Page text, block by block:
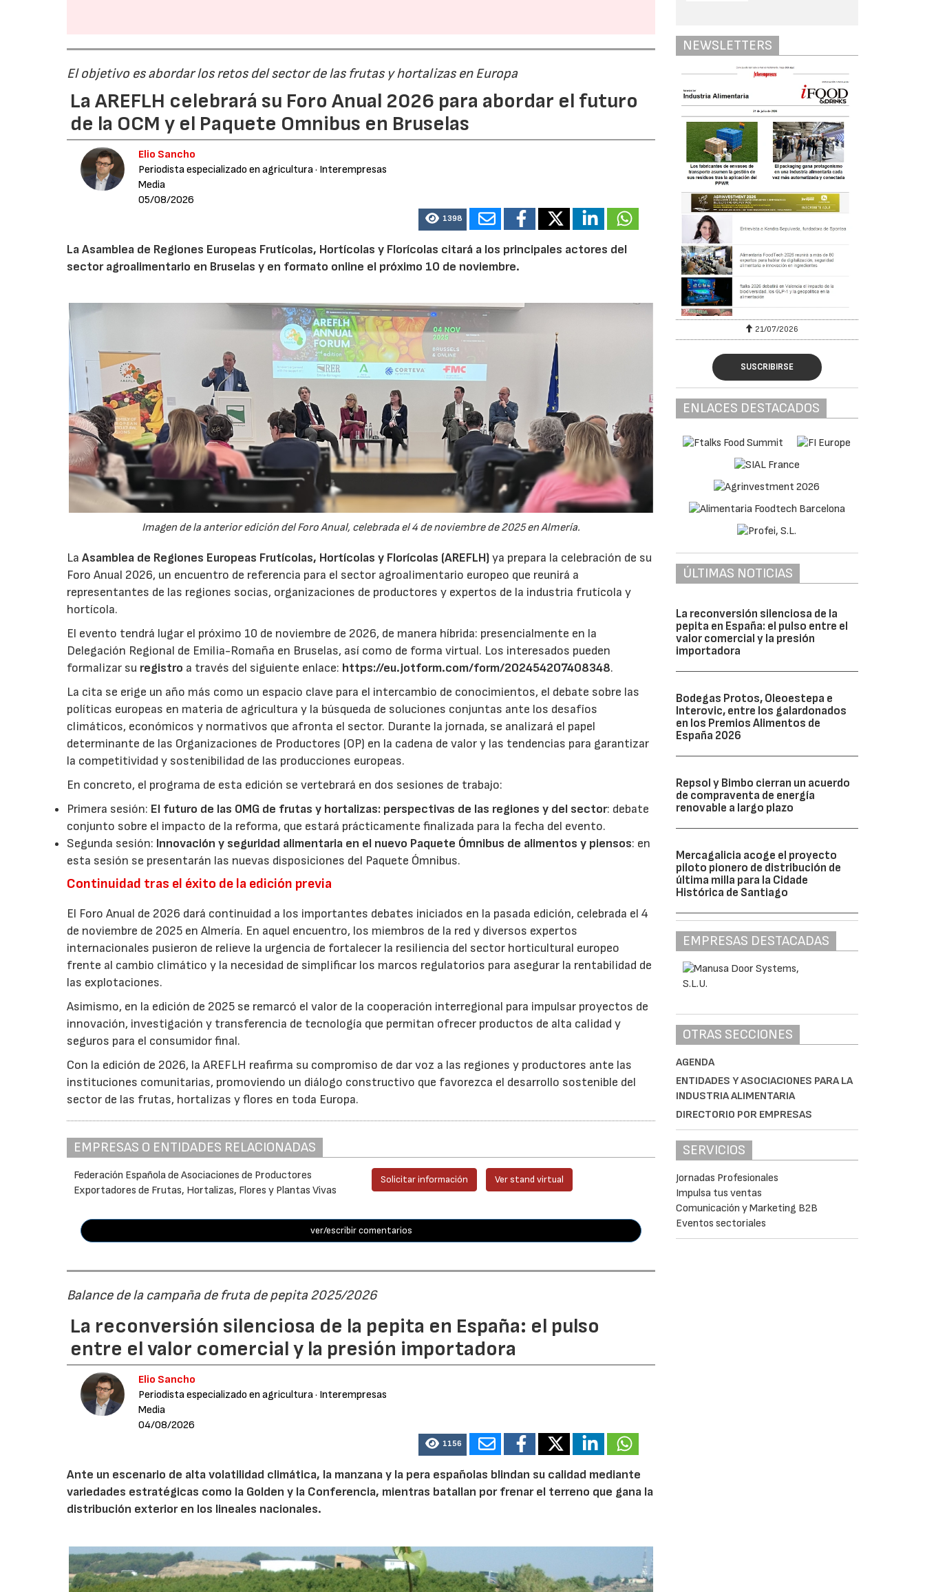
El objetivo es abordar los retos del sector de las frutas y hortalizas en Europa
La AREFLH celebrará su Foro Anual 2026 para abordar el futuro
de la OCM y el Paquete Omnibus en Bruselas
Elio Sancho
Periodista especializado en agricultura· Interempresas
Media
05/08/2026
1398
La Asamblea de Regiones Europeas Frutícolas, Hortícolas y Florícolas citará a los principales actores del
sector agroalimentario en Bruselas y en formato online el próximo 10 de noviembre.
Imagen de la anterior edición del Foro Anual, celebrada el 4 de noviembre de 2025 en Almería.
LaAsamblea de Regiones Europeas Frutícolas, Hortícolas y Florícolas (AREFLH)ya prepara la celebración de su
Foro Anual 2026, un encuentro de referencia para el sector agroalimentario europeo que reunirá a
representantes de las regiones socias, organizaciones de productores y expertos de la industria frutícola y
hortícola.
El evento tendrá lugar el próximo 10 de noviembre de 2026, de manera híbrida: presencialmente en la
Delegación Regional de Emilia-Romaña en Bruselas, así como de forma virtual. Los interesados pueden
formalizar su registro a través del siguiente enlace: https://eu.jotform.com/form/202454207408348.
La cita se erige un año más como un espacio clave para el intercambio de conocimientos, el debate sobre las
políticas europeas en materia de agricultura y la búsqueda de soluciones conjuntas ante los desafíos
climáticos, económicos y normativos que afronta el sector. Durante la jornada, se analizará el papel
determinante de las Organizaciones de Productores (OP) en la cadena de valor y las tendencias para garantizar
la competitividad y sostenibilidad de las producciones europeas.
En concreto, el programa de esta edición se vertebrará en dos sesiones de trabajo:
Primera sesión: El futuro de las OMG de frutas y hortalizas: perspectivas de las regiones y del sector: debate
conjunto sobre el impacto de la reforma, que estará prácticamente finalizada para la fecha del evento.
Segunda sesión: Innovación y seguridad alimentaria en el nuevo Paquete Ómnibus de alimentos y piensos: en
esta sesión se presentarán las nuevas disposiciones del Paquete Ómnibus.
Continuidad tras el éxito de la edición previa
El Foro Anual de 2026 dará continuidad a los importantes debates iniciados en la pasada edición, celebrada el 4
de noviembre de 2025 en Almería. En aquel encuentro, los miembros de la red y diversos expertos
internacionales pusieron de relieve la urgencia de fortalecer la resiliencia del sector horticultural europeo
frente al cambio climático y la necesidad de simplificar los marcos regulatorios para asegurar la rentabilidad de
las explotaciones.
Asimismo, en la edición de 2025 se remarcó el valor de la cooperación interregional para impulsar proyectos de
innovación, investigación y transferencia de tecnología que permitan ofrecer productos de alta calidad y
seguros para el consumidor final.
Con la edición de 2026, la AREFLH reafirma su compromiso de dar voz a las regiones y productores ante las
instituciones comunitarias, promoviendo un diálogo constructivo que favorezca el desarrollo sostenible del
sector de las frutas, hortalizas y flores en toda Europa.
EMPRESAS O ENTIDADES RELACIONADAS
Federación Española de Asociaciones de Productores
Exportadores de Frutas, Hortalizas, Flores y Plantas Vivas
Solicitar información Ver stand virtual
ver/escribir comentarios
Balance de la campaña de fruta de pepita 2025/2026
La reconversión silenciosa de la pepita en España: el pulso
entre el valor comercial y la presión importadora
Elio Sancho
Periodista especializado en agricultura· Interempresas
Media
04/08/2026
1156
Ante un escenario de alta volatilidad climática, la manzana y la pera españolas blindan su calidad mediante
variedades estratégicas como la Golden y la Conferencia, mientras batallan por frenar el terreno que gana la
distribución exterior en los lineales nacionales.
NEWSLETTERS
21/07/2026 21/07/2026
SUSCRIBIRSE
ENLACES DESTACADOS
ÚLTIMAS NOTICIAS
La reconversión silenciosa de la
pepita en España: el pulso entre el
valor comercial y la presión
importadora
Bodegas Protos, Oleoestepa e
Interovic, entre los galardonados
en los Premios Alimentos de
España 2026
Repsol y Bimbo cierran un acuerdo
de compraventa de energía
renovable a largo plazo
Mercagalicia acoge el proyecto
piloto pionero de distribución de
última milla para la Cidade
Histórica de Santiago
EMPRESAS DESTACADAS
OTRAS SECCIONES
AGENDA
ENTIDADES Y ASOCIACIONES PARA LA
INDUSTRIA ALIMENTARIA
DIRECTORIO POR EMPRESAS
SERVICIOS
Jornadas Profesionales
Impulsa tus ventas
Comunicación y Marketing B2B
Eventos sectoriales